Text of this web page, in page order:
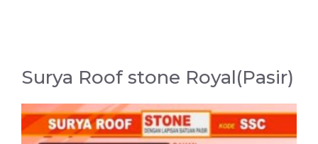
Surya Roof stone Royal(Pasir)